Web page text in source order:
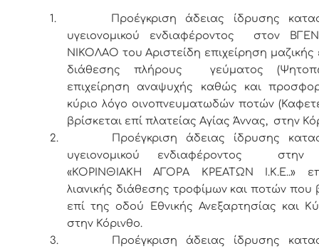
1.
Προέγκριση άδειας ίδρυσης
υγειονομικού ενδιαφέροντος στον
ΝΙΚΟΛΑΟ του Αριστείδη επιχείρηση μαζικής
διάθεσης πλήρους γεύματος
επιχείρηση αναψυχής καθώς και
κύριο λόγο οινοπνευματωδών ποτών
βρίσκεται επί πλατείας Αγίας Άννας, στην
2.
Προέγκριση άδειας ίδρυσης
υγειονομικού ενδιαφέροντος στην
«ΚΟΡΙΝΘΙΑΚΗ ΑΓΟΡΑ ΚΡΕΑΤΩΝ Ι.Κ.Ε..»
λιανικής διάθεσης τροφίμων και ποτών που
επί της οδού Εθνικής Ανεξαρτησίας και
στην Κόρινθο.
3.
Προέγκριση άδειας ίδρυσης